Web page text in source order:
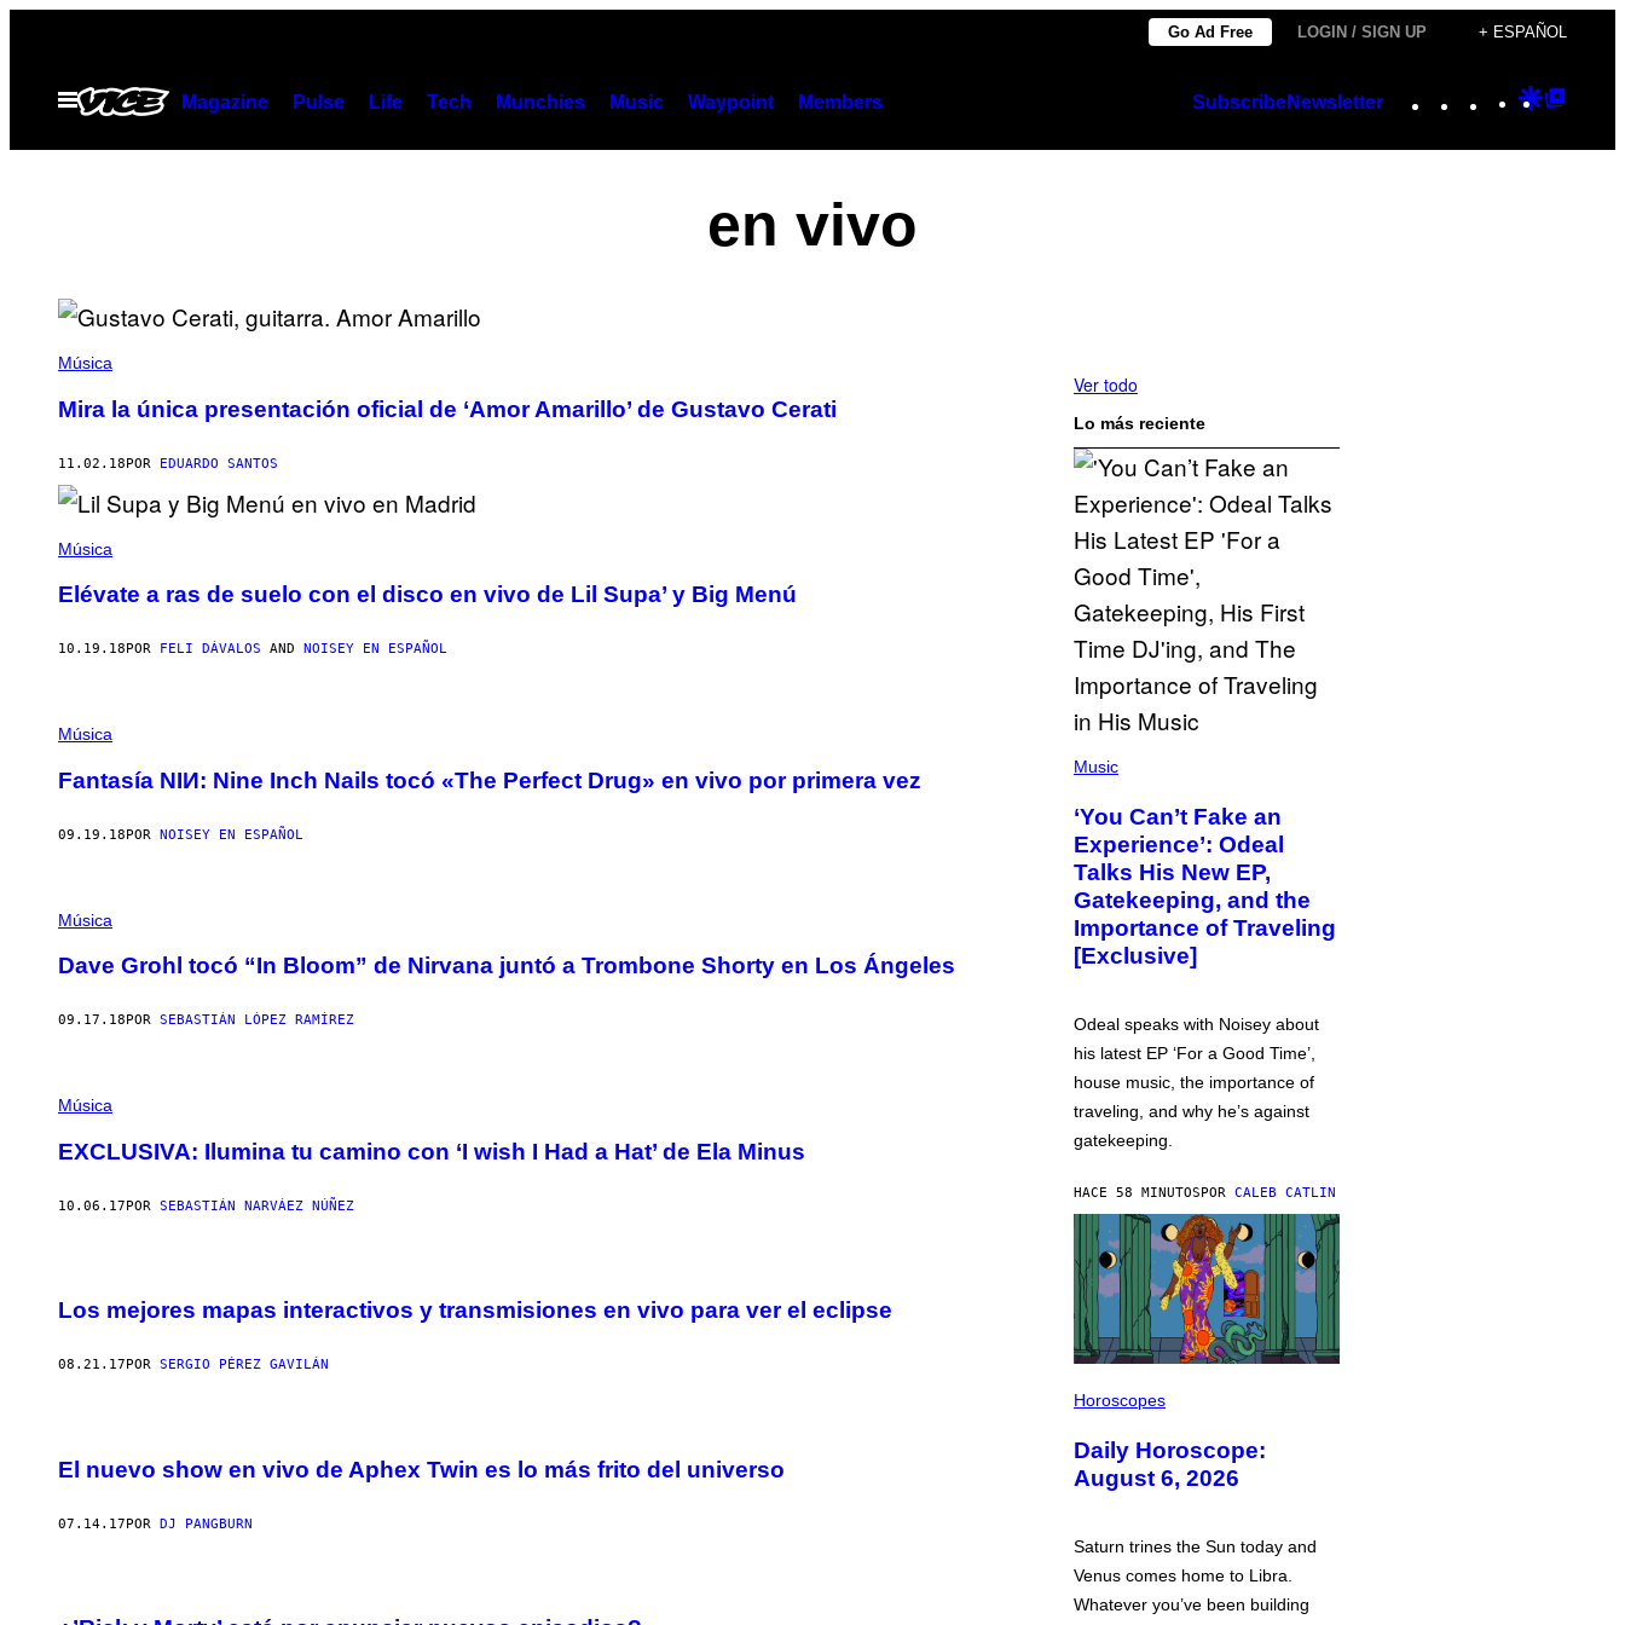
contenido
Go Ad Free LOGIN / SIGN UP + ESPAÑOL
Abrir
Menú
Magazine Pulse Life Tech Munchies Music Waypoint Members SubscribeNewsletter Instagram
TikTok
YouTube
Google
en vivo
Música
Mira la única presentación oficial de ‘Amor Amarillo’ de Gustavo Cerati
11.02.18POR EDUARDO SANTOS
Música
Elévate a ras de suelo con el disco en vivo de Lil Supa’ y Big Menú
10.19.18 POR FELI DÁVALOS AND NOISEY EN ESPAÑOL
Música
Fantasía NIИ: Nine Inch Nails tocó «The Perfect Drug» en vivo por primera vez
09.19.18POR NOISEY EN ESPAÑOL
Música
Dave Grohl tocó “In Bloom” de Nirvana juntó a Trombone Shorty en Los Ángeles
09.17.18 POR SEBASTIÁN LÓPEZ RAMÍREZ
Música
EXCLUSIVA: Ilumina tu camino con ‘I wish I Had a Hat’ de Ela Minus
10.06.17POR SEBASTIÁN NARVÁEZ NÚÑEZ
Los mejores mapas interactivos y transmisiones en vivo para ver el eclipse
08.21.17 POR SERGIO PÉREZ GAVILÁN
El nuevo show en vivo de Aphex Twin es lo más frito del universo
07.14.17POR DJ PANGBURN
Ver todo
Lo más reciente
P
T
O
V
I
A
M
R
K
E
N
O
N
)
Music
‘You Can’t Fake an
Experience’: Odeal
Talks His New EP,
Gatekeeping, and the
Importance of Traveling
[Exclusive]
Odeal speaks with Noisey about
his latest EP ‘For a Good Time’,
house music, the importance of
traveling, and why he’s against
gatekeeping.
HACE 58 MINUTOSPOR CALEB CATLIN
L
S
T
R
I
N
B
Y
Horoscopes
Daily Horoscope:
August 6, 2026
Saturn trines the Sun today and
Venus comes home to Libra.
Whatever you’ve been building